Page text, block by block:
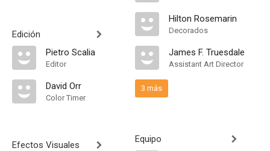
Edición
Pietro Scalia
Editor
David Orr
Color Timer
Efectos Visuales
Hilton Rosemarin
Decorados
James F. Truesdale
Assistant Art Director
3 más
Equipo